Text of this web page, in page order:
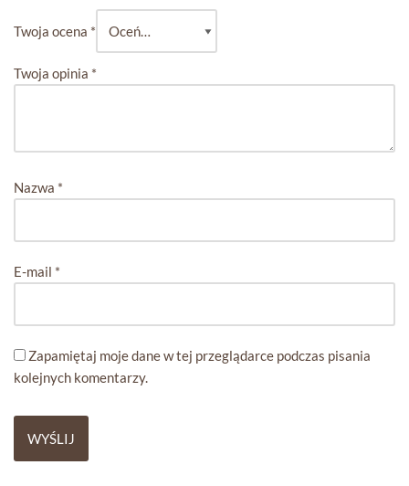
Twoja ocena *
Twoja opinia *
Nazwa *
E-mail *
Zapamiętaj moje dane w tej przeglądarce podczas pisania
kolejnych komentarzy.